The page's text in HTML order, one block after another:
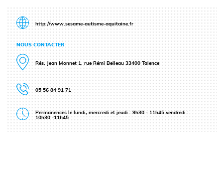
http://www.sesame-autisme-aquitaine.fr
NOUS CONTACTER
Rés. Jean Monnet 1, rue Rémi Belleau 33400 Talence
05 56 84 91 71
Permanences le lundi, mercredi et jeudi : 9h30 - 11h45 vendredi :
10h30 -11h45